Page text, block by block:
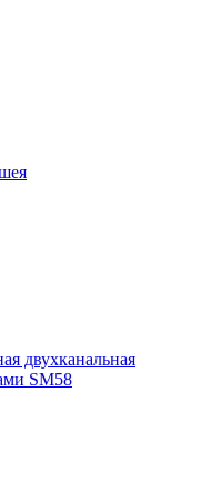
двухканальная
SM58